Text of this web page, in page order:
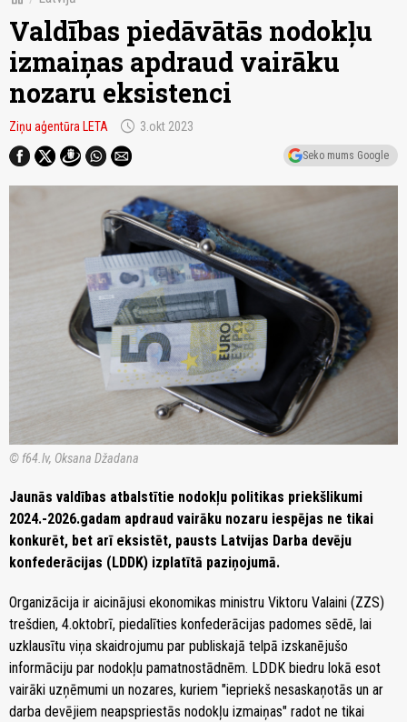
Valdības piedāvātās nodokļu
izmaiņas apdraud vairāku
nozaru eksistenci
Ziņu aģentūra LETA schedule 3.okt 2023
Seko mums Google
© f64.lv, Oksana Džadana
Jaunās valdības atbalstītie nodokļu politikas priekšlikumi
2024.-2026.gadam apdraud vairāku nozaru iespējas ne tikai
konkurēt, bet arī eksistēt, pausts Latvijas Darba devēju
konfederācijas (LDDK) izplatītā paziņojumā.
Organizācija ir aicinājusi ekonomikas ministru Viktoru Valaini (ZZS)
trešdien, 4.oktobrī, piedalīties konfederācijas padomes sēdē, lai
uzklausītu viņa skaidrojumu par publiskajā telpā izskanējušo
informāciju par nodokļu pamatnostādnēm. LDDK biedru lokā esot
vairāki uzņēmumi un nozares, kuriem "iepriekš nesaskaņotās un ar
darba devējiem neapspriestās nodokļu izmaiņas" radot ne tikai